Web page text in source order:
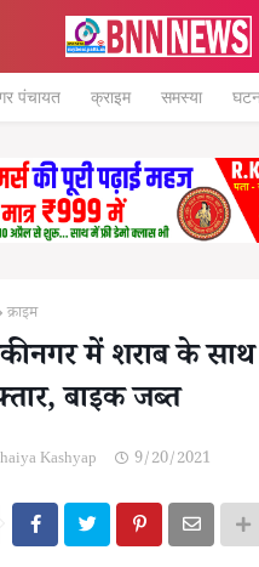
पंचायत क्राइम समस्या
क्राइम
में शराब के
बाइक जब्त
Kashyap 9/20/2021